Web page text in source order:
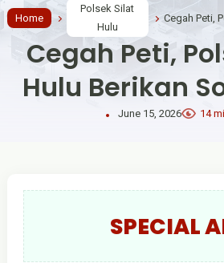
Home
Polsek Silat
Hulu
Cegah Peti,
Hulu Berikan
June 15, 2026 14
SPECIAL